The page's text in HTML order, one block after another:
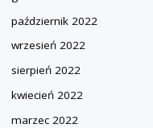
październik 2022
wrzesień 2022
sierpień 2022
kwiecień 2022
marzec 2022